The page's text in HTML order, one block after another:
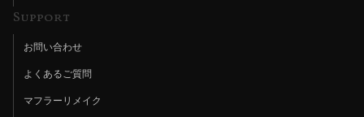
Support
お問い合わせ
よくあるご質問
マフラーリメイク